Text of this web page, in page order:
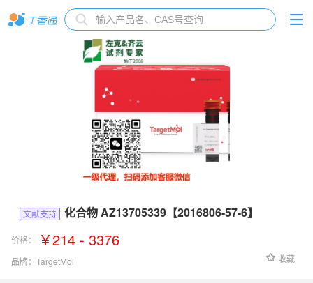
文献支持 化合物 AZ13705339【2016806-57-6】
价格： ￥214 - 3376
品牌： TargetMol 收藏